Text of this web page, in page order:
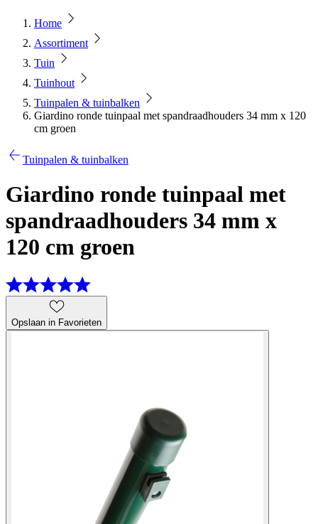
Home
Assortiment
Tuin
Tuinhout
Tuinpalen & tuinbalken
Giardino ronde tuinpaal met spandraadhouders 34 mm x 120
cm groen
Tuinpalen & tuinbalken
Giardino ronde tuinpaal met
spandraadhouders 34 mm x
120 cm groen
Opslaan in Favorieten